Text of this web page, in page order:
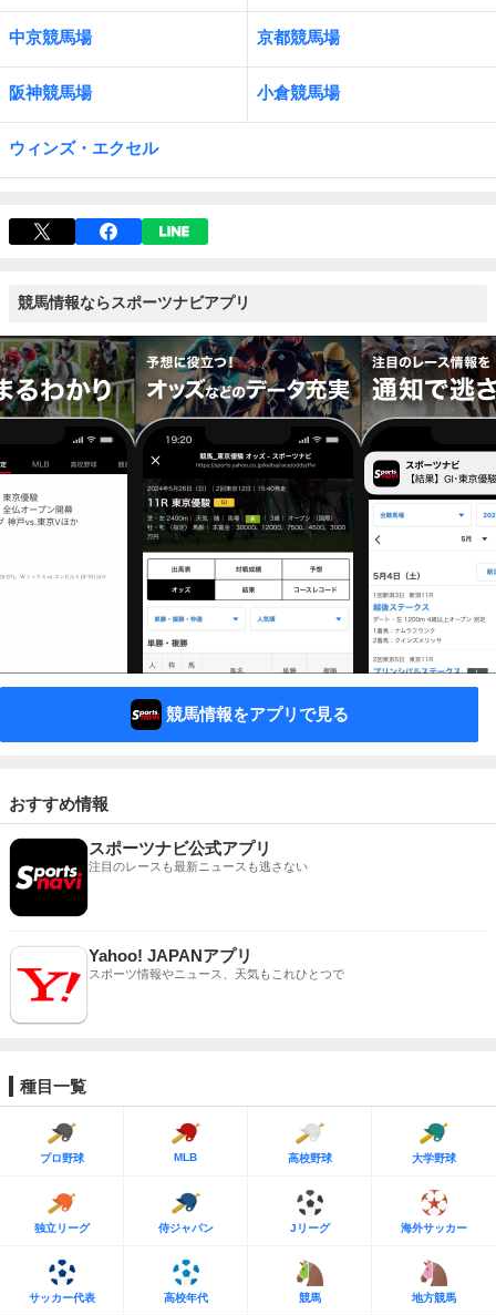
中京競馬場 京都競馬場
阪神競馬場 小倉競馬場
ウィンズ・エクセル
競馬情報ならスポーツナビアプリ
競馬情報をアプリで見る
おすすめ情報
スポーツナビ公式アプリ
注目のレースも最新ニュースも逃さない
Yahoo! JAPANアプリ
スポーツ情報やニュース、天気もこれひとつで
種目一覧
プロ野球 MLB 高校野球 大学野球
独立リーグ 侍ジャパン Jリーグ 海外サッカー
サッカー代表 高校年代 競馬 地方競馬